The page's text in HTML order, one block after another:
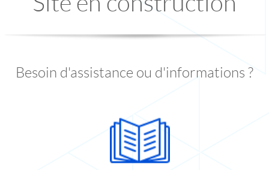
Besoin d'assistance ou d'informations ?